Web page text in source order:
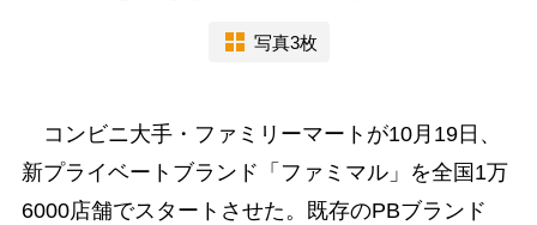
写真3枚
コンビニ大手・ファミリーマートが10月19日、
新プライベートブランド「ファミマル」を全国1万
6000店舗でスタートさせた。既存のPBブランド